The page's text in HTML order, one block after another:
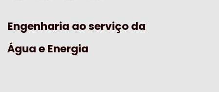
Engenharia ao serviço da
Água e Energia